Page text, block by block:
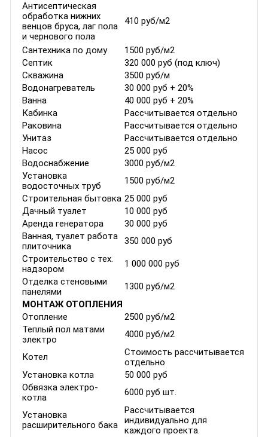
Антисептическая
обработка нижних
венцов бруса, лаг пола
и чернового пола
410 руб/м2
Сантехника по дому
1500 руб/м2
Септик
320 000 руб (под ключ)
Скважина
3500 руб/м
Водонагреватель
30 000 руб + 20%
Ванна
40 000 руб + 20%
Кабинка
Рассчитывается отдельно
Раковина
Рассчитывается отдельно
Унитаз
Рассчитывается отдельно
Насос
25 000 руб
Водоснабжение
3000 руб/м2
Установка
водосточных труб
1500 руб/м2
Строительная бытовка 25 000 руб
Дачный туалет
10 000 руб
Аренда генератора
30 000 руб
Ванная, туалет работа
плиточника
350 000 руб
Строительство с тех.
надзором
1 000 000 руб
Отделка стеновыми
панелями
1300 руб/м2
МОНТАЖ ОТОПЛЕНИЯ
Отопление
2500 руб/м2
Теплый пол матами
электро
4000 руб/м2
Котел
Стоимость рассчитывается
отдельно
Установка котла
50 000 руб
Обвязка электро-
котла
6000 руб шт.
Установка
расширительного бака
Рассчитывается
индивидуально для
каждого проекта.